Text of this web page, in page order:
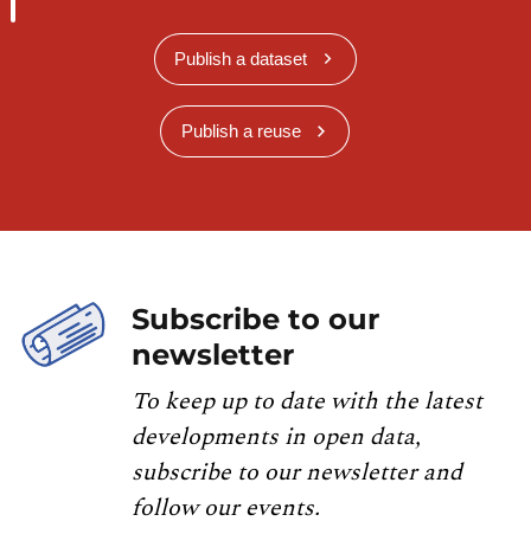
Publish a dataset
Publish a reuse
Subscribe to our
newsletter
To keep up to date with the latest
developments in open data,
subscribe to our newsletter and
follow our events.